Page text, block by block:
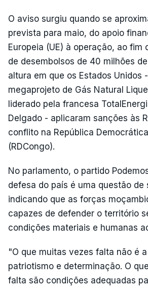
O aviso surgiu quando se
prevista para maio, do apoio
Europeia (UE) à operação, ao fim
de desembolsos de 40 milhões
altura em que os Estados Unidos
megaprojeto de Gás Natural
liderado pela francesa
Delgado - aplicaram sanções às
conflito na República
(RDCongo).
No parlamento, o partido
defesa do país é uma questão de
indicando que as forças
capazes de defender o território
condições materiais e humanas
"O que muitas vezes falta não é
patriotismo e determinação. O
falta são condições adequadas